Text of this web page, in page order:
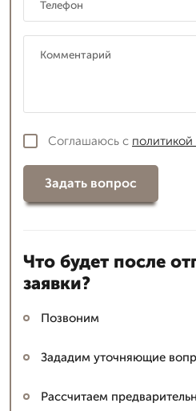
Соглашаюсь с
Задать вопрос
Что будет после
заявки?
Позвоним
Зададим уточняющие
Рассчитаем